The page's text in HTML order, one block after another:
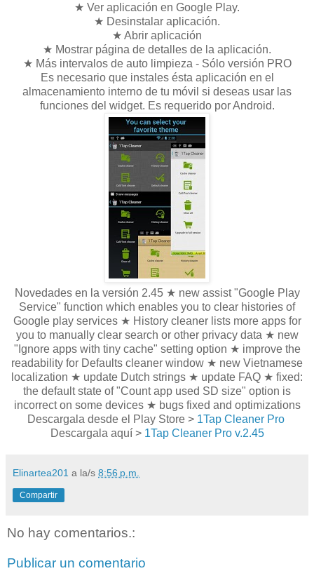
★ Ver aplicación en Google Play.
★ Desinstalar aplicación.
★ Abrir aplicación
★ Mostrar página de detalles de la aplicación.
★ Más intervalos de auto limpieza - Sólo versión PRO
Es necesario que instales ésta aplicación en el
almacenamiento interno de tu móvil si deseas usar las
funciones del widget. Es requerido por Android.
Novedades en la versión 2.45 ★ new assist "Google Play
Service" function which enables you to clear histories of
Google play services ★ History cleaner lists more apps for
you to manually clear search or other privacy data ★ new
"Ignore apps with tiny cache" setting option ★ improve the
readability for Defaults cleaner window ★ new Vietnamese
localization ★ update Dutch strings ★ update FAQ ★ fixed:
the default state of "Count app used SD size" option is
incorrect on some devices ★ bugs fixed and optimizations
Descargala desde el Play Store > 1Tap Cleaner Pro
Descargala aquí > 1Tap Cleaner Pro v.2.45
Elinartea201 a la/s 8:56 p.m.
Compartir
No hay comentarios.:
Publicar un comentario